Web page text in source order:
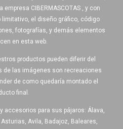
CIBERMASCOTAS , y con
el diseño gráfico, código
fotografías, y demás elementos
en esta web.
productos pueden diferir del
de las imágenes son recreaciones
de como quedaría montado el
final.
accesorios para sus pájaros: Álava,
Avila, Badajoz, Baleares,